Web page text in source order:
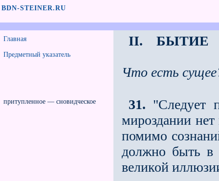
BDN-STEINER.RU
Главная
Предметный указатель
притупленное — сновидческое
II. БЫТИЕ
Что есть
31. "Следует
мироздании нет
помимо
должно быть в
великой